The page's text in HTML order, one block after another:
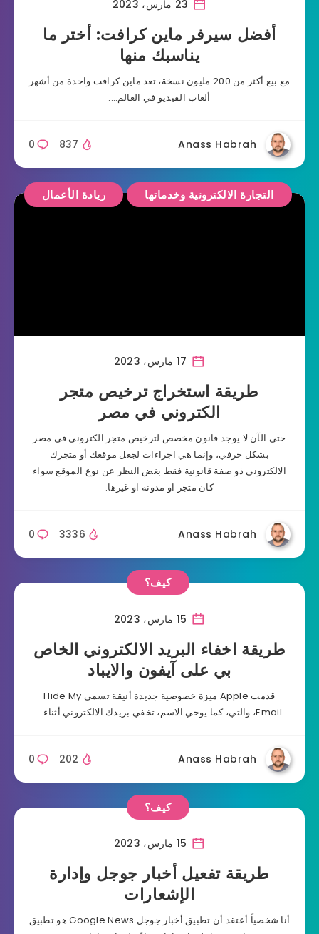
أفضل سيرفر ماين كرافت: أختر ما
يناسبك منها
مع بيع أكثر من 200 مليون نسخة، تعد ماين كرافت واحدة من أشهر
ألعاب الفيديو في العالم….
Anass Habrah
0 837
التجارة الالكترونية وخدماتها ريادة الأعمال
طريقة استخراج ترخيص متجر
الكتروني في مصر
حتى الآن لا يوجد قانون مخصص لترخيص متجر الكتروني في مصر
بشكل حرفي، وإنما هي اجراءات لجعل موقعك أو متجرك
الالكتروني ذو صفة قانونية فقط بغض النظر عن نوع الموقع سواء
كان متجر او مدونة او غيرها.
Anass Habrah
0 3336
كيف؟
طريقة اخفاء البريد الالكتروني الخاص
بي على آيفون والايباد
قدمت Apple ميزة خصوصية جديدة أنيقة تسمى Hide My
Email، والتي، كما يوحي الاسم، تخفي بريدك الالكتروني أثناء…
Anass Habrah
0 202
كيف؟
طريقة تفعيل أخبار جوجل وإدارة
الإشعارات
أنا شخصياً أعتقد أن تطبيق أخبار جوجل Google News هو تطبيق